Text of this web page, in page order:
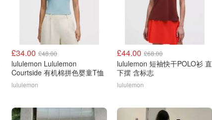
£34.00 £48.00
lululemon Lululemon
Courtside 有机棉拼色婴童T恤
lululemon
£44.00 £68.00
lululemon 短袖快干POLO衫 直
下摆 含标志
lululemon